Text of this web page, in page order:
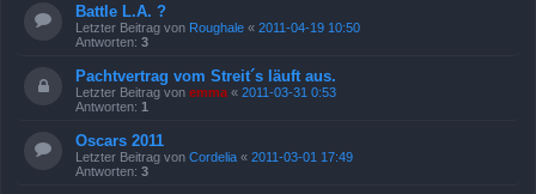
Battle L.A. ?
Letzter Beitrag von Roughale « 2011-04-19 10:50
Antworten: 3
Pachtvertrag vom Streit´s läuft aus.
Letzter Beitrag von emma « 2011-03-31 0:53
Antworten: 1
Oscars 2011
Letzter Beitrag von Cordelia « 2011-03-01 17:49
Antworten: 3